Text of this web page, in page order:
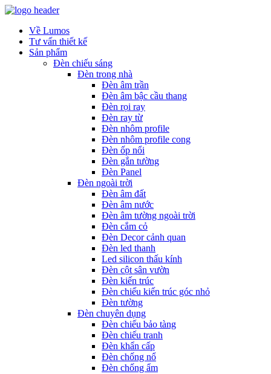
Về Lumos
Tư vấn thiết kế
Sản phẩm
Đèn chiếu sáng
Đèn trong nhà
Đèn âm trần
Đèn âm bậc cầu thang
Đèn rọi ray
Đèn ray từ
Đèn nhôm profile
Đèn nhôm profile cong
Đèn ốp nổi
Đèn gắn tường
Đèn Panel
Đèn ngoài trời
Đèn âm đất
Đèn âm nước
Đèn âm tường ngoài trời
Đèn cắm cỏ
Đèn Decor cảnh quan
Đèn led thanh
Led silicon thấu kính
Đèn cột sân vườn
Đèn kiến trúc
Đèn chiếu kiến trúc góc nhỏ
Đèn tường
Đèn chuyên dụng
Đèn chiếu bảo tàng
Đèn chiếu tranh
Đèn khẩn cấp
Đèn chống nổ
Đèn chống ẩm